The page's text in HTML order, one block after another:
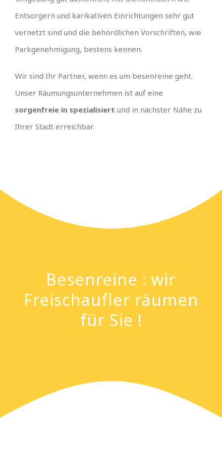
Entsorgern und karikativen Einrichtungen sehr gut
vernetzt sind und die behördlichen Vorschriften, wie
Parkgenehmigung, bestens kennen.
Wir sind Ihr Partner, wenn es um besenreine geht.
Unser Räumungsunternehmen ist auf eine
sorgenfreie in spezialisiert und in nächster Nähe zu
Ihrer Stadt erreichbar.
Besenreine : wir
Freischaufler räumen
für Sie !